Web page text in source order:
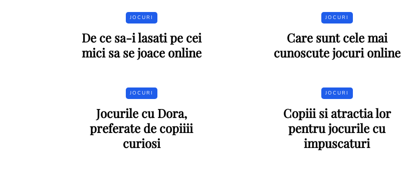
JOCURI
De ce sa-i lasati pe cei
mici sa se joace online
JOCURI
Care sunt cele mai
cunoscute jocuri online
JOCURI
Jocurile cu Dora,
preferate de copiiii
curiosi
JOCURI
Copiii si atractia lor
pentru jocurile cu
impuscaturi